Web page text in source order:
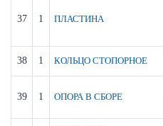
37 1 ПЛАСТИНА
38 1 КОЛЬЦО СТОПОРНОЕ
39 1 ОПОРА В СБОРЕ